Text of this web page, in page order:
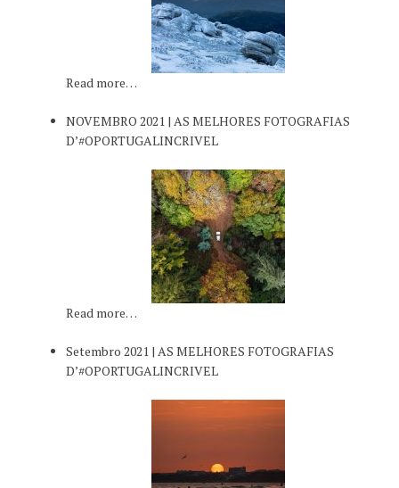
Read more…
NOVEMBRO 2021 | AS MELHORES FOTOGRAFIAS
D’#OPORTUGALINCRIVEL
Read more…
Setembro 2021 | AS MELHORES FOTOGRAFIAS
D’#OPORTUGALINCRIVEL